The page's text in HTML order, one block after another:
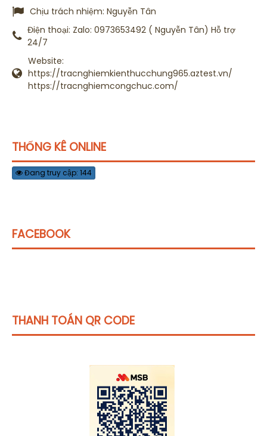
Chịu trách nhiệm: Nguyễn Tân
Điện thoại: Zalo: 0973653492 ( Nguyễn Tân) Hỗ trợ
24/7
Website:
https://tracnghiemkienthucchung965.aztest.vn/
https://tracnghiemcongchuc.com/
THỐNG KÊ ONLINE
Đang truy cập: 144
FACEBOOK
THANH TOÁN QR CODE